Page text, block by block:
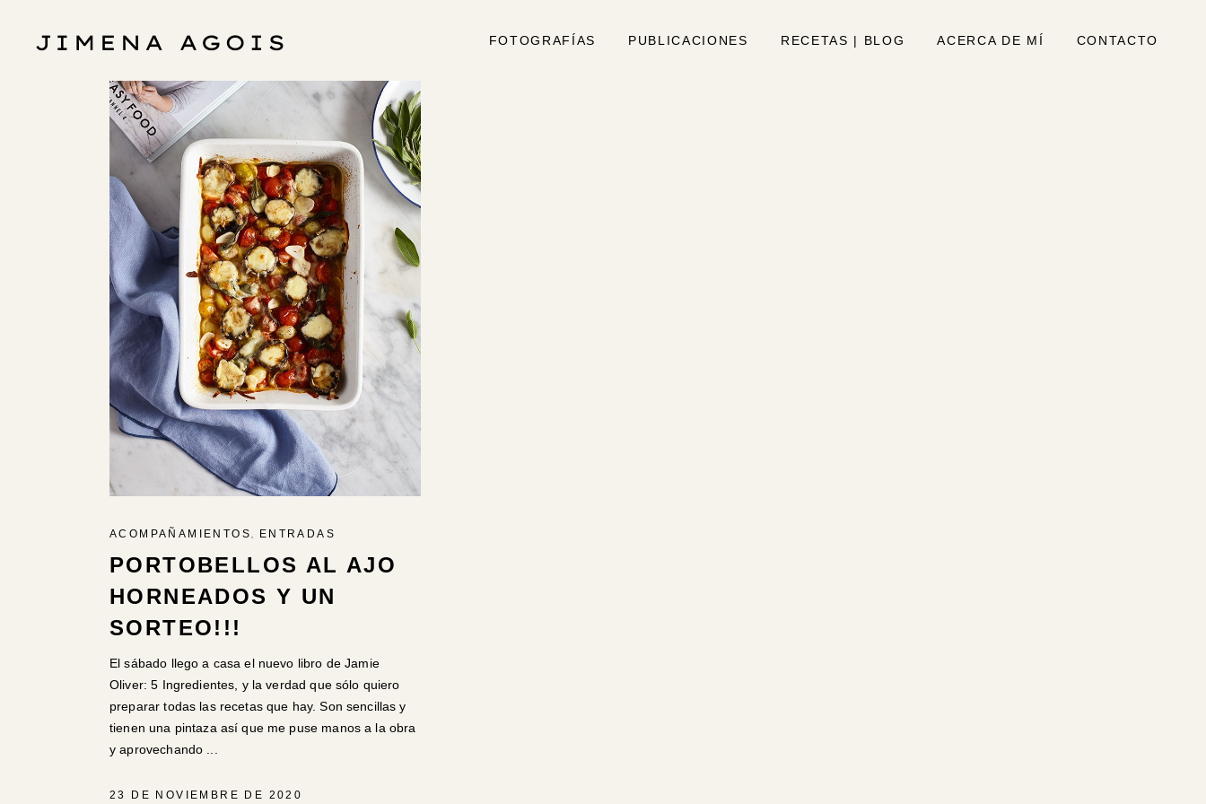
FOTOGRAFÍAS PUBLICACIONES RECETAS | BLOG ACERCA DE MÍ CONTACTO
ACOMPAÑAMIENTOS, ENTRADAS
PORTOBELLOS AL AJO
HORNEADOS Y UN
SORTEO!!!
El sábado llego a casa el nuevo libro de Jamie
Oliver: 5 Ingredientes, y la verdad que sólo quiero
preparar todas las recetas que hay. Son sencillas y
tienen una pintaza así que me puse manos a la obra
y aprovechando
23 DE NOVIEMBRE DE 2020